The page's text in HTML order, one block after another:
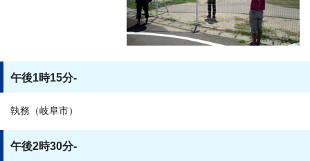
午後1時15分-
執務（岐阜市）
午後2時30分-